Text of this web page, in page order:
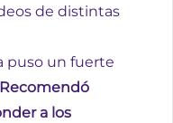
de distintas
puso un fuerte
Recomendó
a los